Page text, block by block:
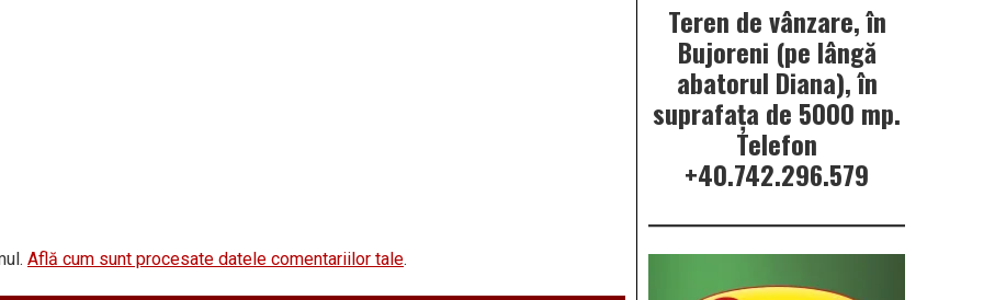
Află cum sunt procesate datele comentariilor tale.
Teren de vânzare, în
Bujoreni (pe lângă
abatorul Diana), în
suprafața de 5000 mp.
Telefon
+40.742.296.579